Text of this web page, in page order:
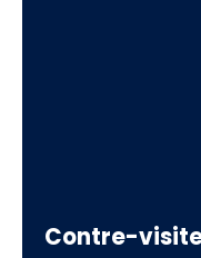
Contre-